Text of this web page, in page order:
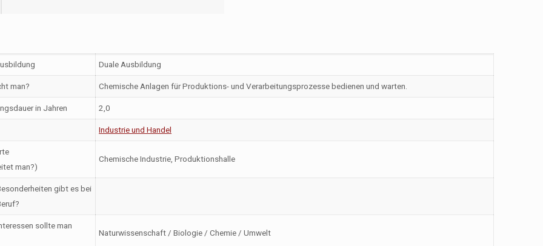
Duale Ausbildung
man? Chemische Anlagen für Produktions- und Verarbeitungsprozesse bedienen und warten.
in Jahren 2,0
Industrie und Handel
man?)
Chemische Industrie, Produktionshalle
gibt es bei
sollte man
Naturwissenschaft / Biologie / Chemie / Umwelt